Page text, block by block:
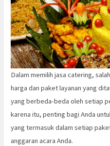
Dalam memilih jasa catering,
harga dan paket layanan yang
yang berbeda-beda oleh setiap
karena itu, penting bagi Anda
yang termasuk dalam setiap
anggaran acara Anda.